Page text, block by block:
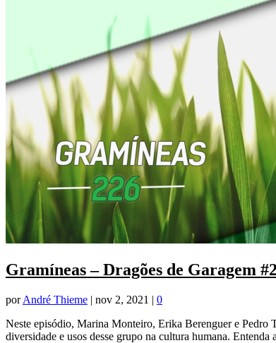
Gramíneas – Dragões de Garagem
porAndré Thieme | nov 2, 2021 | 0
Neste episódio, Marina Monteiro, Erika Berenguer e Pedro
diversidade e usos desse grupo na cultura humana.